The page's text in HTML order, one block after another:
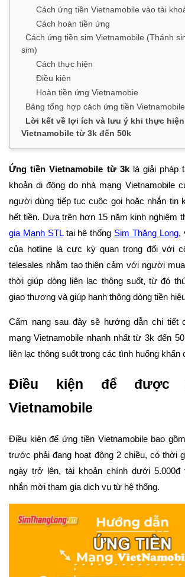
Cách ứng tiền Vietnamobile vào tài
Cách hoàn tiền ứng
Cách ứng tiền sim Vietnamobile (Thánh
sim)
Cách thực hiện
Điều kiện
Hoàn tiền ứng Vietnamobie
Bảng tổng hợp cách ứng tiền Vietnamobile
Lời kết về lợi ích và lưu ý khi thực
Vietnamobile từ 3k đến 50k
Ứng tiền Vietnamobile từ 3klà giải pháp
khoản di động do nhà mạng Vietnamobile
người dùng tiếp tục cuộc gọi hoặc nhắn tin
hết tiền. Dựa trên hơn 15 năm kinh nghiệm
gia Mạnh STLtại hệ thống Sim Thăng Long,
của hotline là cực kỳ quan trọng đối với
telesales nhằm tạo thiện cảm với người
thời giúp dòng liên lạc thông suốt, từ đó
giao thương và giúp hanh thông dòng tiền
Cẩm nang sau đây sẽ hướng dẫn chi tiết
mạng Vietnamobile nhanh nhất từ 3k đến
liên lạc thông suốt trong các tình huống khẩn
Điều kiện để được
Vietnamobile
Điều kiện để ứng tiền Vietnamobile bao
trước phải đang hoạt động 2 chiều, có thời
ngày trở lên, tài khoản chính dưới
nhắn mời tham gia dịch vụ từ hệ thống.